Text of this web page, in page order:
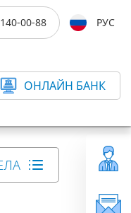
00-88 РУС
ОНЛАЙН БАНК